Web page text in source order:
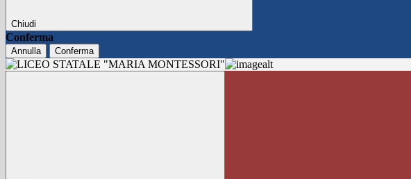
Chiudi
Conferma
Annulla Conferma